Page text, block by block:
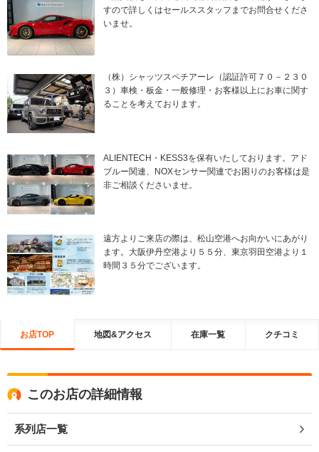
すので詳しくはセールススタッフまでお問合せくださ
いませ。
（株）シャッツスペチアーレ（認証許可７０－２３０
３）車検・板金・一般修理・お客様以上にお車に関す
ることを考えております。
ALIENTECH・KESS3を保有いたしております。アド
ブルー関連、NOXセンサー関連でお困りのお客様は是
非ご相談くださいませ。
遠方よりご来店の際は、松山空港へお向かいにあがり
ます。大阪伊丹空港より５５分、東京羽田空港より１
時間３５分でございます。
お店TOP 地図&アクセス 在庫一覧 クチコミ
このお店の詳細情報
系列店一覧